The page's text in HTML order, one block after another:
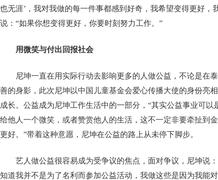
也无涯’，我对我做的每一件事都感到好奇，我希望变得更好，
说：“如果你想变得更好，你要时刻努力工作。”
用微笑与付出回报社会
尼坤一直在用实际行动去影响更多的人做公益，不论是在
善的身影，此次尼坤以中国儿童基金会爱心传播大使的身份亮
成长。公益成为尼坤工作生活中的一部分，“其实公益事业可以
给他人一个微笑，或者赞赏他人的生活，这不一定非要牵扯到
更好。”带着这种意愿，尼坤在公益的路上从未停下脚步。
艺人做公益很容易成为受争议的焦点，面对争议，尼坤说
知道我并不是为了名利而参加公益活动，我做这些是因为我能